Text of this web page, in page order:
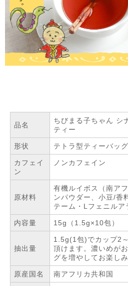
品名
ちびまる子ちゃん シ
ティー
形状 テトラ型ティーバッグ
カフェイ
ン
ノンカフェイン
原材料
有機ルイボス（南ア
ンパウダー、小豆/香
テーム・Lフェニルア
内容量 15g（1.5g×10包）
抽出量
1.5g(1包)でカップ2
頂けます。濃いめが
グを増やしてお楽しみ
原産国名 南アフリカ共和国